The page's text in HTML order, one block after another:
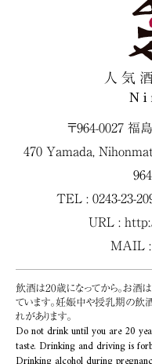
人気
〒964-0027 福
470 Yamada,
TEL : 0243-23-
URL :
MAIL :
飲酒は20歳になってから。お酒
ています。妊娠中や授乳期の飲
れがあります。
Do not drink until you are 20
taste. Drinking and driving is